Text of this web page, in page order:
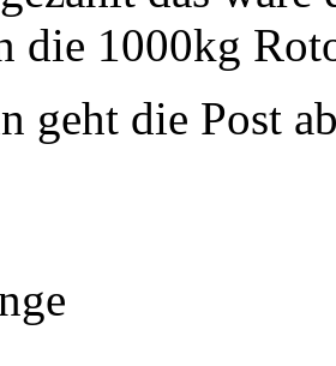
die 1000kg
geht die Post